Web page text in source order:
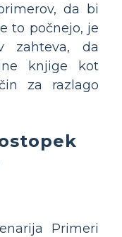
da bi
to počnejo, je
zahteva, da
knjige kot
za razlago
Primeri